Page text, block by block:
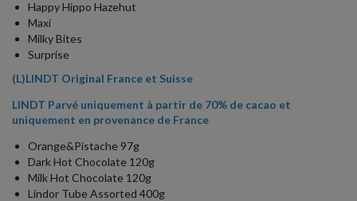
Happy Hippo Hazehut
Maxi
Milky Bites
Surprise
(L)LINDT Original France et Suisse
LINDT Parvé uniquement à partir de 70% de cacao et
uniquement en provenance de France
Orange&Pistache 97g
Dark Hot Chocolate 120g
Milk Hot Chocolate 120g
Lindor Tube Assorted 400g